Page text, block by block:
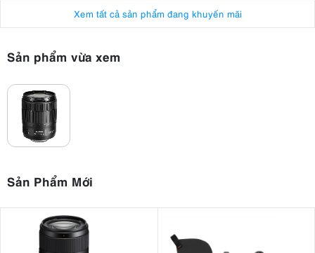
Xem tất cả sản phẩm đang khuyến mãi
Sản phẩm vừa xem
Sản Phẩm Mới